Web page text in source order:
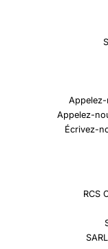
Appelez-
Écrivez-
RCS